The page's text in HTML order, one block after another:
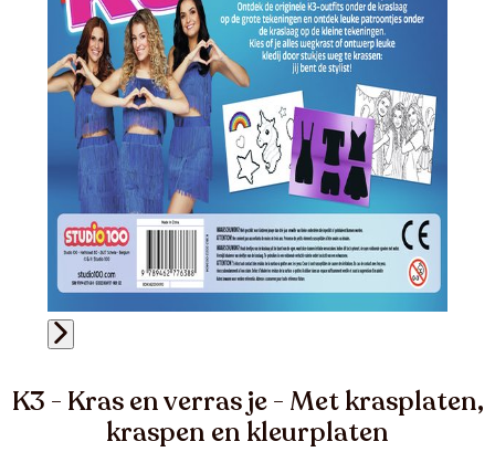
K3 - Kras en verras je - Met krasplaten,
kraspen en kleurplaten